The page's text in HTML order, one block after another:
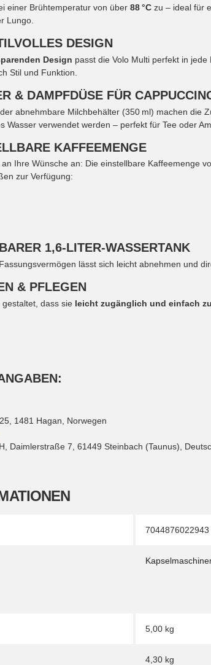
7044876022943
5,00 kg
4,30 kg
einer Brühtemperatur von über 88 °C zu – ideal für
Lungo.
DESIGN
Design passt die Volo Multi perfekt in
Stil und Funktion.
& DAMPFDÜSE FÜR
abnehmbare Milchbehälter (350 ml) machen die
Wasser verwendet werden – perfekt für Tee oder
KAFFEEMENGE
Ihre Wünsche an: Die einstellbare Kaffeemenge
zur Verfügung:
1,6-LITER-WASSERTANK
Fassungsvermögen lässt sich leicht abnehmen und
& PFLEGEN
dass sie leicht zugänglich und einfach
1481 Hagan, Norwegen
Daimlerstraße 7, 61449 Steinbach (Taunus),